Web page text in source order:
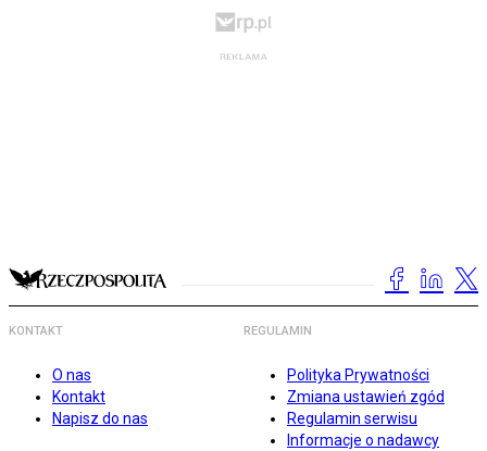
KONTAKT
O nas
Kontakt
Napisz do nas
REGULAMIN
Polityka Prywatności
Zmiana ustawień zgód
Regulamin serwisu
Informacje o nadawcy